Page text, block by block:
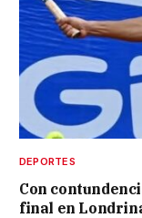
DEPORTES
Con
final en